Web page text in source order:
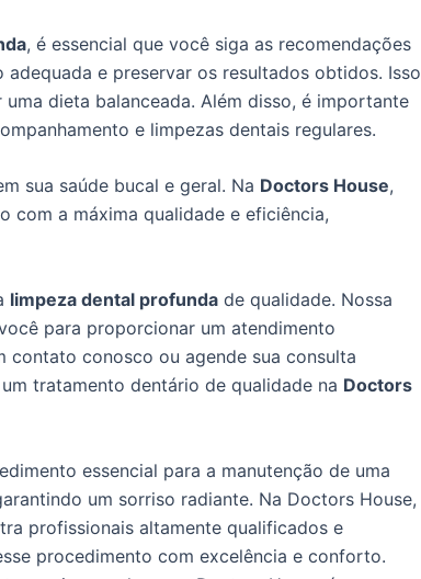
, é essencial que você siga as recomendações
e preservar os resultados obtidos. Isso
dieta balanceada. Além disso, é importante
e limpezas dentais regulares.
sua saúde bucal e geral. Na Doctors House,
com a máxima qualidade e eficiência,
limpeza dental profunda de qualidade. Nossa
para proporcionar um atendimento
contato conosco ou agende sua consulta
tratamento dentário de qualidade na Doctors
essencial para a manutenção de uma
um sorriso radiante. Na Doctors House,
profissionais altamente qualificados e
procedimento com excelência e conforto.